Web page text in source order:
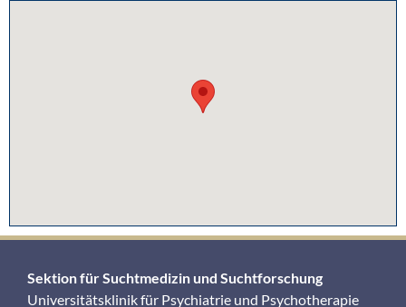
Sektion für Suchtmedizin und Suchtforschung
Universitätsklinik für Psychiatrie und Psychotherapie